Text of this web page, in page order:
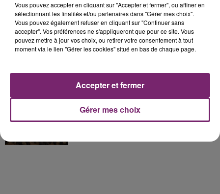
éclipse solaire du 12 Août 2026
158 pompiers de la région sont
partis hier soir pour la Gironde
Vous pouvez accepter en cliquant sur "Accepter et fermer", ou affiner en
sélectionnant les finalités et/ou partenaires dans "Gérer mes choix".
Vous pouvez également refuser en cliquant sur "Continuer sans
accepter". Vos préférences ne s'appliqueront que pour ce site. Vous
pouvez mettre à jour vos choix, ou retirer votre consentement à tout
moment via le lien "Gérer les cookies" situé en bas de chaque page.
Gérer mes choix
Accepter et fermer